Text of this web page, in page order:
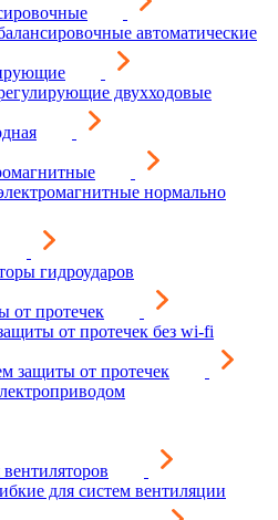
автоматические
двухходовые
нормально
гидроударов
от протечек
от протечек без wi-fi
защиты от протечек
для систем вентиляции